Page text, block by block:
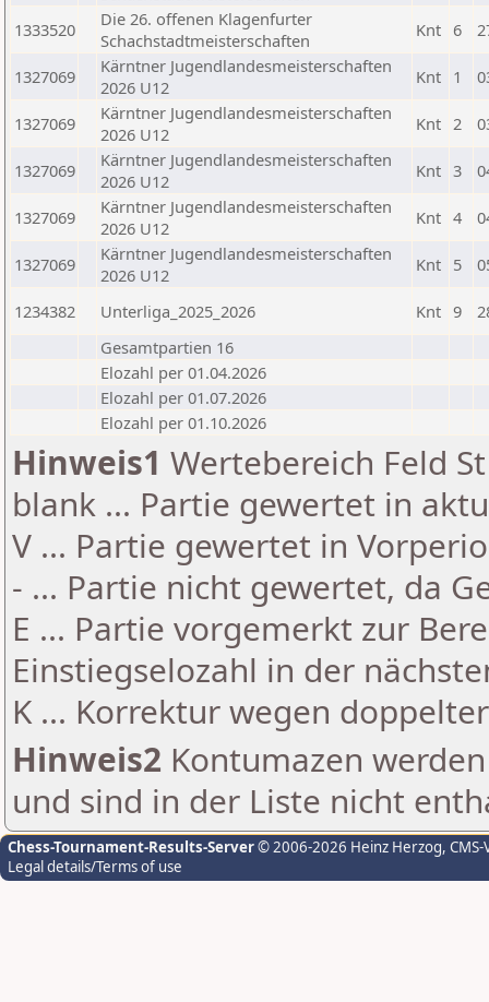
1333520
Die 26. offenen Klagenfurter
Schachstadtmeisterschaften
Knt 6
1327069
Kärntner Jugendlandesmeisterschaften
2026 U12
Knt 1
1327069
Kärntner Jugendlandesmeisterschaften
2026 U12
Knt 2
1327069
Kärntner Jugendlandesmeisterschaften
2026 U12
Knt 3
1327069
Kärntner Jugendlandesmeisterschaften
2026 U12
Knt 4
1327069
Kärntner Jugendlandesmeisterschaften
2026 U12
Knt 5
1234382 Unterliga_2025_2026 Knt 9
Gesamtpartien 16
Elozahl per 01.04.2026
Elozahl per 01.07.2026
Elozahl per 01.10.2026
Hinweis1 Wertebereich Feld
blank ... Partie gewertet in
V ... Partie gewertet in
- ... Partie nicht gewertet, da
E ... Partie vorgemerkt zur
Einstiegselozahl in der
K ... Korrektur wegen
Hinweis2 Kontumazen
und sind in der Liste nicht
Chess-Tournament-Results-Server© 2006-2026 Heinz Herzog,
Legal details/Terms of use